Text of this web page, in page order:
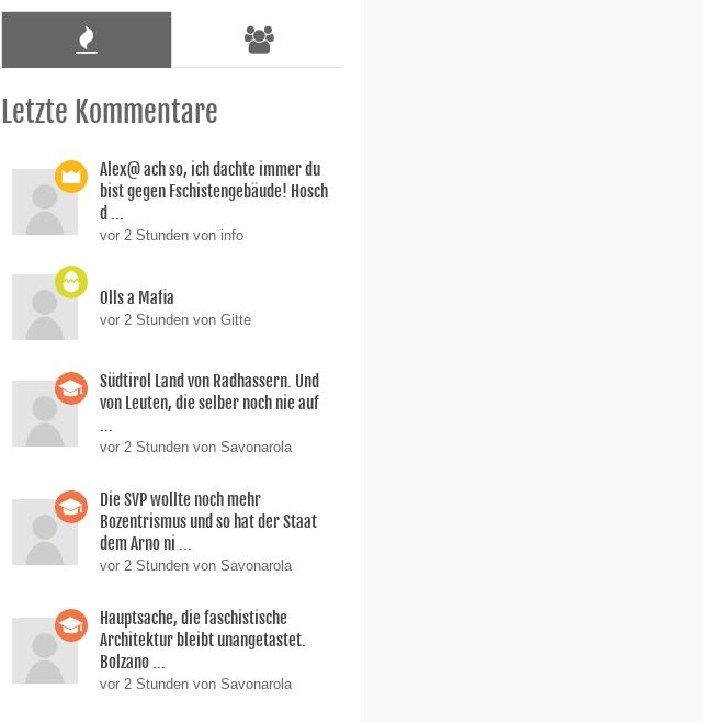
Letzte Kommentare
Alex@ ach so, ich dachte immer du
bist gegen Fschistengebäude! Hosch
d ...
vor 2 Stunden von info
Olls a Mafia
vor 2 Stunden von Gitte
Südtirol Land von Radhassern. Und
von Leuten, die selber noch nie auf
...
vor 2 Stunden von Savonarola
Die SVP wollte noch mehr
Bozentrismus und so hat der Staat
dem Arno ni ...
vor 2 Stunden von Savonarola
Hauptsache, die faschistische
Architektur bleibt unangetastet.
Bolzano ...
vor 2 Stunden von Savonarola